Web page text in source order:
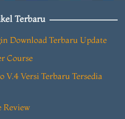
Terbaru
Download Terbaru Update
Course
V.4 Versi Terbaru Tersedia
Review